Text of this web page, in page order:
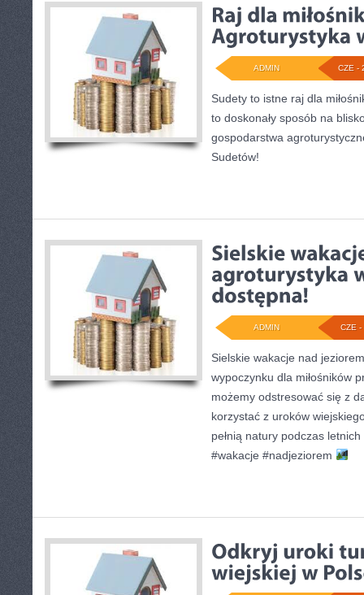
CZE -
ADMIN
Sudety to istne raj dla
to doskonały sposób na
gospodarstwa
Sudetów!
CZE -
ADMIN
Sielskie wakacje nad
wypoczynku dla miłośników
możemy odstresować się z
korzystać z uroków
pełnią natury podczas
#wakacje #nadjeziorem